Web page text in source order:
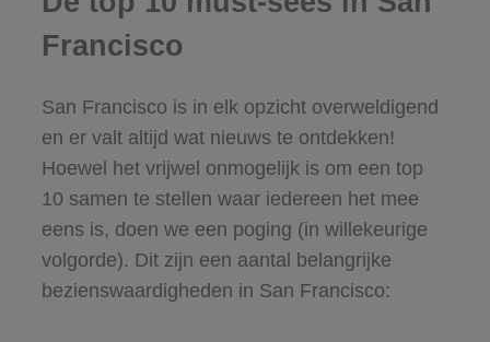
Francisco
San Francisco is in elk opzicht overweldigend
en er valt altijd wat nieuws te ontdekken!
Hoewel het vrijwel onmogelijk is om een top
10 samen te stellen waar iedereen het mee
eens is, doen we een poging (in willekeurige
volgorde). Dit zijn een aantal belangrijke
bezienswaardigheden in San Francisco: